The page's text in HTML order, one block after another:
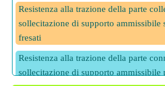
Resistenza alla trazione della parte
sollecitazione di supporto
fresati
Resistenza alla trazione della parte
sollecitazione di supporto ammissibile